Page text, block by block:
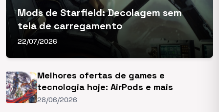
Mods de Starfield: Decolagem sem
tela de carregamento
22/07/2026
Melhores ofertas de games e
tecnologia hoje: AirPods e mais
28/06/2026